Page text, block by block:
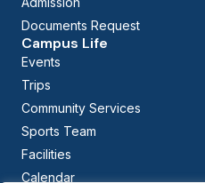
Documents Request
Campus Life
Events
Trips
Community Services
Sports Team
Facilities
Calendar